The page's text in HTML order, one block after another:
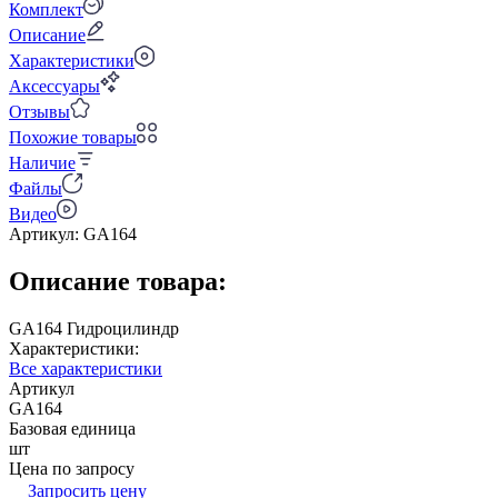
Комплект
Описание
Характеристики
Аксессуары
Отзывы
Похожие товары
Наличие
Файлы
Видео
Артикул: GA164
Описание товара:
GA164 Гидроцилиндр
Характеристики:
Все характеристики
Артикул
GA164
Базовая единица
шт
Цена по запросу
Запросить цену